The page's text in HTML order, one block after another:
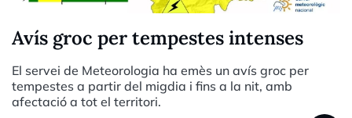
Avís groc per tempestes intenses
El servei de Meteorologia ha emès un avís groc per
tempestes a partir del migdia i fins a la nit, amb
afectació a tot el territori.